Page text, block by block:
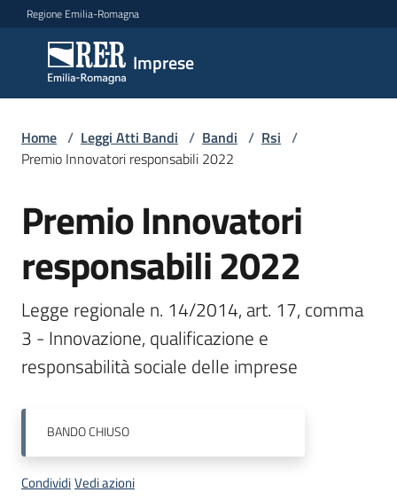
Vai al contenuto
Vai alla navigazione
Vai al footer
Regione Emilia-Romagna
Imprese
Imprese
Argomenti
Novità
Servizi
Leggi
Atti
Bandi
Piani
Programmi
Progetti
Home / Leggi Atti Bandi / Bandi / Rsi /
Premio Innovatori responsabili 2022
Salta al contenuto
Premio Innovatori
responsabili 2022
Legge regionale n. 14/2014, art. 17, comma
3 - Innovazione, qualificazione e
responsabilità sociale delle imprese
BANDOCHIUSO
CondividiVedi azioni